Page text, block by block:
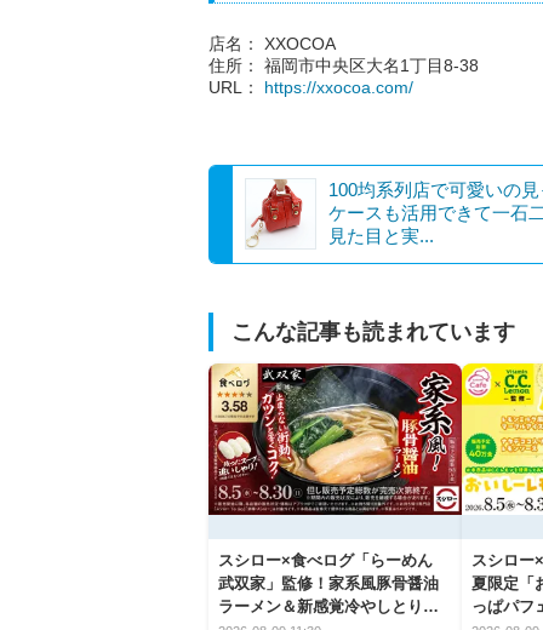
店名： XXOCOA
住所： 福岡市中央区大名1丁目8-38
URL： https://xxocoa.com/
100均系列店で可愛いの
ケースも活用できて一石
見た目と実...
こんな記事も読まれています
スシロー×食べログ「らーめん
武双家」監修！家系風豚骨醤油
ラーメン＆新感覚冷やしとり天
スシロー
夏限定「
っぱパフ